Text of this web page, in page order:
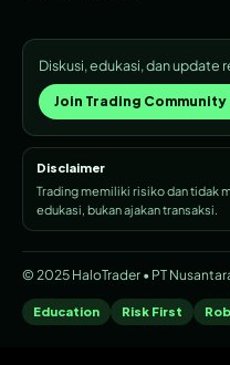
Diskusi, edukasi, dan update
Join Trading Community
Disclaimer
Trading memiliki risiko dan tidak
edukasi, bukan ajakan transaksi.
© 2025 HaloTrader • PT
Education Risk First